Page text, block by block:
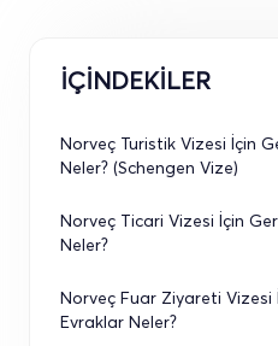
İÇİNDEKİLER
Norveç Turistik Vizesi İçin
Neler? (Schengen Vize)
Norveç Ticari Vizesi İçin
Neler?
Norveç Fuar Ziyareti Vizesi
Evraklar Neler?